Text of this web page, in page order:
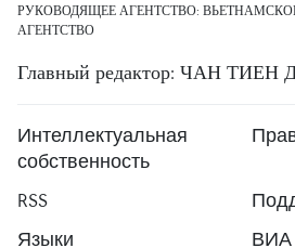
РУКОВОДЯЩЕЕ АГЕНТСТВО:
АГЕНТСТВО
Главный редактор: ЧАН ТИЕН
Интеллектуальная
собственность
RSS
Языки
ВИА